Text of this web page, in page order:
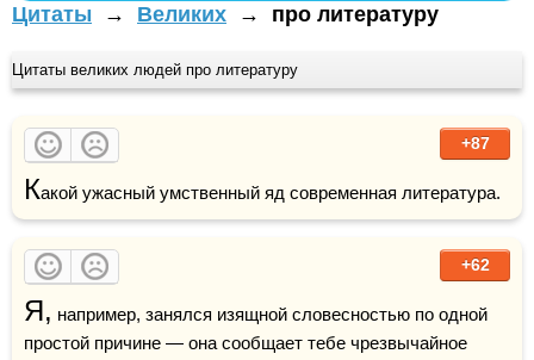
Цитаты → Великих → про литературу
Цитаты великих людей про литературу
+87
Какой ужасный умственный яд современная литература.
+62
Я, например, занялся изящной словесностью по одной
простой причине — она сообщает тебе чрезвычайное